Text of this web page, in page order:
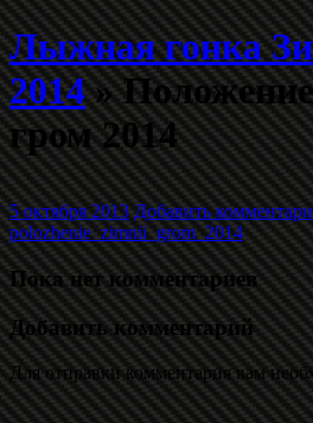
Лыжная гонка
2014»
гром 2014
5 октября 2013 Добавить
polozhenie_zimnii_grom_2014
Пока нет комментариев
Добавить комментарий
Для отправки комментария вам